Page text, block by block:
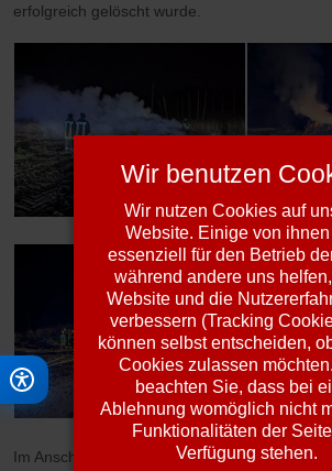
erfolgreich gelöscht wurde.​​
Im Anschluss daran ließ man den Abend bei
Wir benutzen
Wir nutzen Cookies auf
Website. Einige von ihnen
essenziell für den Betrieb
während andere uns
Website und die
verbessern (Tracking
können selbst entscheiden,
Cookies zulassen
beachten Sie, dass bei
Ablehnung womöglich nicht
Funktionalitäten der
Verfügung stehen.